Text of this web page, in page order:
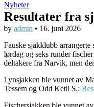
Nyheter
Resultater fra
by admin • 16. juni 2026
Fauske sjakklubb
lørdag og seks runder
deltakere fra Narvik, men
Lynsjakken ble vunnet av
Tessem og Odd Ketil S.: